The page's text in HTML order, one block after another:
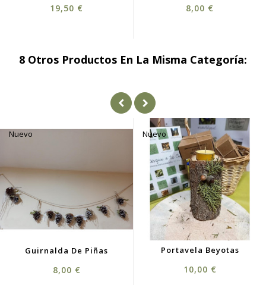
Precio
19,50 € Precio
8,00 €
8 Otros Productos En La Misma Categoría:
Nuevo
Guirnalda De Piñas
Precio
8,00 €
Nuevo
Portavela Beyotas
Precio
10,00 €